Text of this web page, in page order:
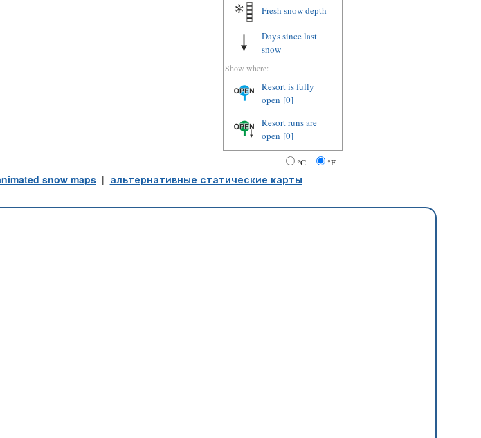
Fresh snow depth
Days since last
snow
Show where:
Resort is fully
open [0]
Resort runs are
open [0]
°C °F
snow maps| альтернативные статические карты